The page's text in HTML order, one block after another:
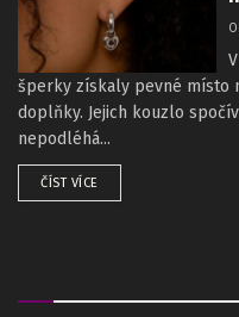
šperky získaly pevné místo
doplňky. Jejich kouzlo
nepodléhá...
ČÍST VÍCE